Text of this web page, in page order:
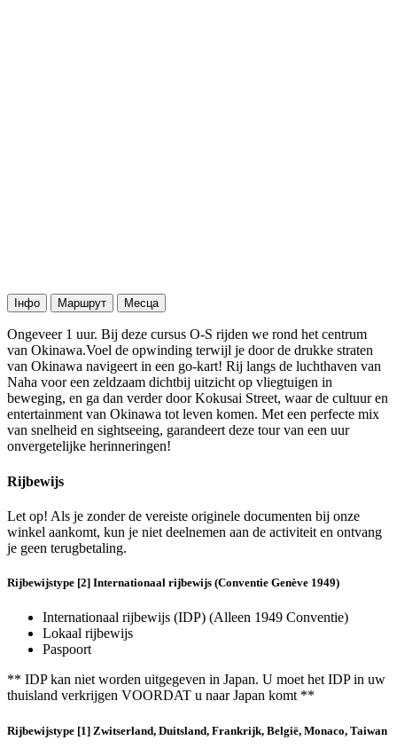
Інфо Маршрут Месца
Ongeveer 1 uur. Bij deze cursus O-S rijden we rond het centrum
van Okinawa.Voel de opwinding terwijl je door de drukke straten
van Okinawa navigeert in een go-kart! Rij langs de luchthaven van
Naha voor een zeldzaam dichtbij uitzicht op vliegtuigen in
beweging, en ga dan verder door Kokusai Street, waar de cultuur en
entertainment van Okinawa tot leven komen. Met een perfecte mix
van snelheid en sightseeing, garandeert deze tour van een uur
onvergetelijke herinneringen!
Rijbewijs
Let op! Als je zonder de vereiste originele documenten bij onze
winkel aankomt, kun je niet deelnemen aan de activiteit en ontvang
je geen terugbetaling.
Rijbewijstype [2] Internationaal rijbewijs (Conventie Genève 1949)
Internationaal rijbewijs (IDP) (Alleen 1949 Conventie)
Lokaal rijbewijs
Paspoort
** IDP kan niet worden uitgegeven in Japan. U moet het IDP in uw
thuisland verkrijgen VOORDAT u naar Japan komt **
Rijbewijstype [1] Zwitserland, Duitsland, Frankrijk, België, Monaco, Taiwan